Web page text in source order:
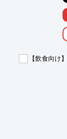
ウトバウンド
ード獲得を強
【活用シーン】
・新規顧客開拓
・既存顧客への
【飲食向け